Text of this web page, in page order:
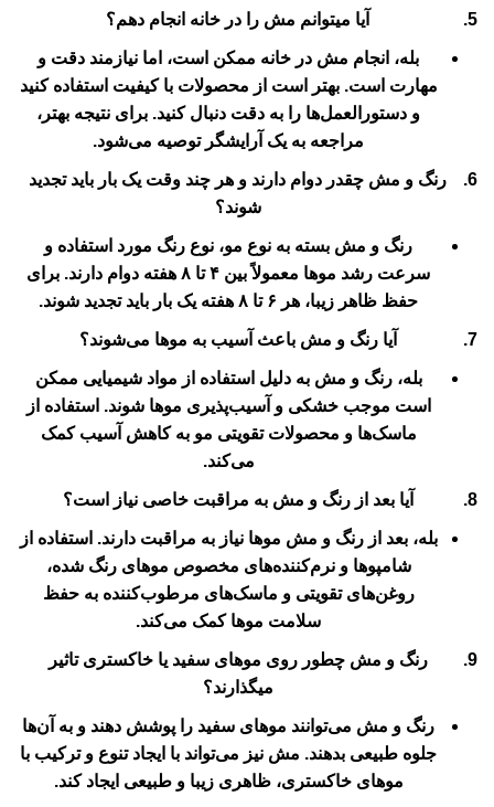
آیا میتوانم مش را در خانه انجام دهم؟
بله، انجام مش در خانه ممکن است، اما نیازمند دقت و
مهارت است. بهتر است از محصولات با کیفیت استفاده کنید
و دستورالعمل‌ها را به دقت دنبال کنید. برای نتیجه بهتر،
مراجعه به یک آرایشگر توصیه می‌شود.
رنگ و مش چقدر دوام دارند و هر چند وقت یک بار باید تجدید
شوند؟
رنگ و مش بسته به نوع مو، نوع رنگ مورد استفاده و
سرعت رشد موها معمولاً بین ۴ تا ۸ هفته دوام دارند. برای
حفظ ظاهر زیبا، هر ۶ تا ۸ هفته یک بار باید تجدید شوند.
آیا رنگ و مش باعث آسیب به موها می‌شوند؟
بله، رنگ و مش به دلیل استفاده از مواد شیمیایی ممکن
است موجب خشکی و آسیب‌پذیری موها شوند. استفاده از
ماسک‌ها و محصولات تقویتی مو به کاهش آسیب کمک
می‌کند.
آیا بعد از رنگ و مش به مراقبت خاصی نیاز است؟
بله، بعد از رنگ و مش موها نیاز به مراقبت دارند. استفاده از
شامپوها و نرم‌کننده‌های مخصوص موهای رنگ شده،
روغن‌های تقویتی و ماسک‌های مرطوب‌کننده به حفظ
سلامت موها کمک می‌کند.
رنگ و مش چطور روی موهای سفید یا خاکستری تاثیر
میگذارند؟
رنگ و مش می‌توانند موهای سفید را پوشش دهند و به آن‌ها
جلوه طبیعی بدهند. مش نیز می‌تواند با ایجاد تنوع و ترکیب با
موهای خاکستری، ظاهری زیبا و طبیعی ایجاد کند.